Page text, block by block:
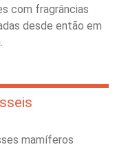
com fragrâncias
desde então em
mamíferos